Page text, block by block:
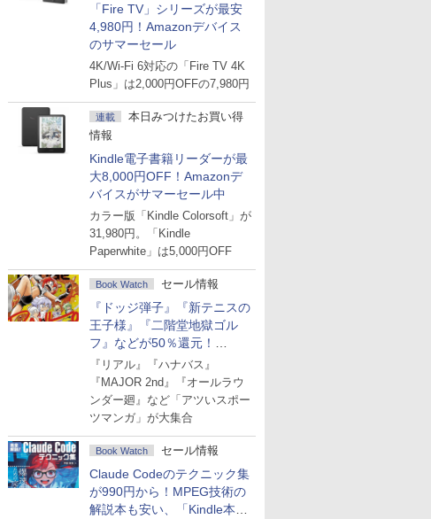
「Fire TV」シリーズが最安
4,980円！Amazonデバイス
のサマーセール
4K/Wi-Fi 6対応の「Fire TV 4K
Plus」は2,000円OFFの7,980円
連載
本日みつけたお買い得
情報
Kindle電子書籍リーダーが最
大8,000円OFF！Amazonデ
バイスがサマーセール中
カラー版「Kindle Colorsoft」が
31,980円。「Kindle
Paperwhite」は5,000円OFF
Book Watch セール情報
『ドッジ弾子』『新テニスの
王子様』『二階堂地獄ゴル
フ』などが50％還元！
Amazonマンガ週末セール
『リアル』『ハナバス』
『MAJOR 2nd』『オールラウ
ンダー廻』など「アツいスポー
ツマンガ」が大集合
Book Watch セール情報
Claude Codeのテクニック集
が990円から！MPEG技術の
解説本も安い、「Kindle本サ